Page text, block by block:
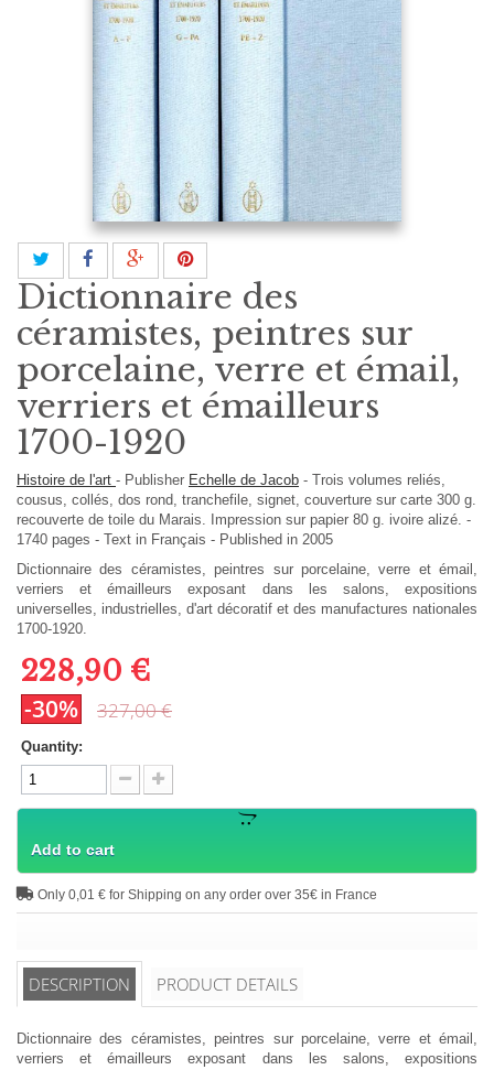
Dictionnaire des
céramistes, peintres sur
porcelaine, verre et émail,
verriers et émailleurs
1700-1920
Histoire de l'art - Publisher Echelle de Jacob - Trois volumes reliés,
cousus, collés, dos rond, tranchefile, signet, couverture sur carte 300 g.
recouverte de toile du Marais. Impression sur papier 80 g. ivoire alizé. -
1740 pages - Text in Français - Published in 2005
Dictionnaire des céramistes, peintres sur porcelaine, verre et émail,
verriers et émailleurs exposant dans les salons, expositions
universelles, industrielles, d'art décoratif et des manufactures nationales
1700-1920.
228,90 €
-30% 327,00 €
Quantity:
Add to cart
Only 0,01 € for Shipping on any order over 35€ in France
DESCRIPTION PRODUCT DETAILS
Dictionnaire des céramistes, peintres sur porcelaine, verre et émail,
verriers et émailleurs exposant dans les salons, expositions